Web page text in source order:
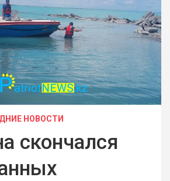
НОВОСТИ
скончался